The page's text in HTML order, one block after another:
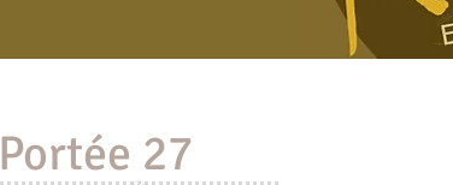
Portée 27